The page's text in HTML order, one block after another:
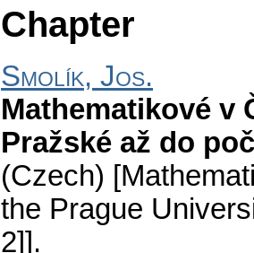
Chapter
Smolík, Jos.
Mathematikové v
Pražské až do
(Czech)
the Prague
2]].